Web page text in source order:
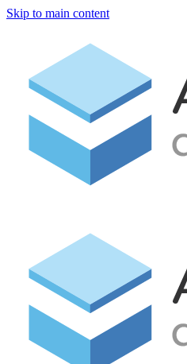
Skip to main content